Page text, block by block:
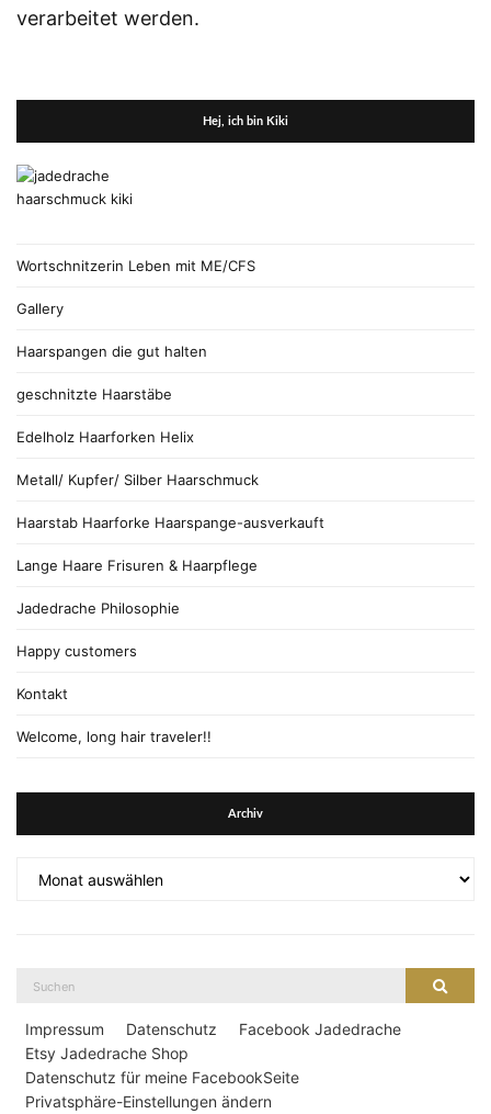
verarbeitet werden.
Hej, ich bin Kiki
Wortschnitzerin Leben mit ME/CFS
Gallery
Haarspangen die gut halten
geschnitzte Haarstäbe
Edelholz Haarforken Helix
Metall/ Kupfer/ Silber Haarschmuck
Haarstab Haarforke Haarspange-ausverkauft
Lange Haare Frisuren & Haarpflege
Jadedrache Philosophie
Happy customers
Kontakt
Welcome, long hair traveler!!
Archiv
Suche
Impressum Datenschutz
Facebook Jadedrache
Etsy Jadedrache Shop
Datenschutz für meine FacebookSeite
Privatsphäre-Einstellungen ändern